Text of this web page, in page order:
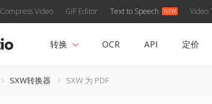
Compress Video GIF Editor Text to Speech Video
转换 OCR API 定价
SXW转换器 SXW 为 PDF